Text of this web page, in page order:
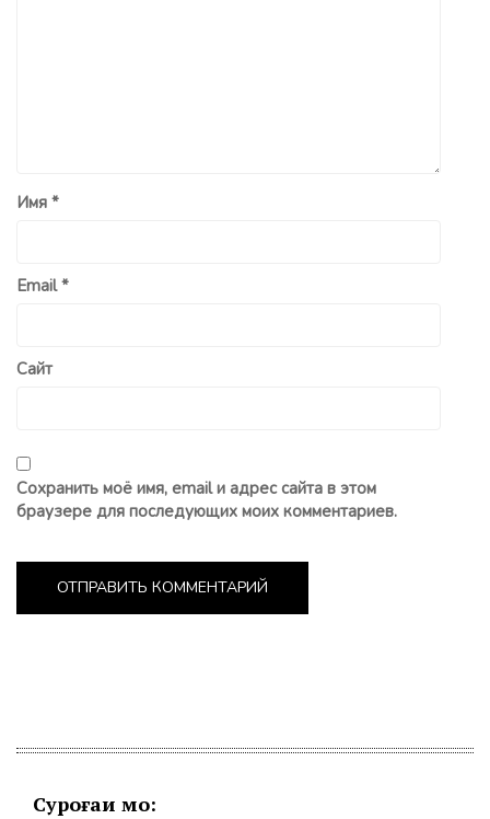
Имя *
Email*
Сайт
Сохранить моё имя, email и адрес сайта в этом
браузере для последующих моих комментариев.
Суроғаи мо: